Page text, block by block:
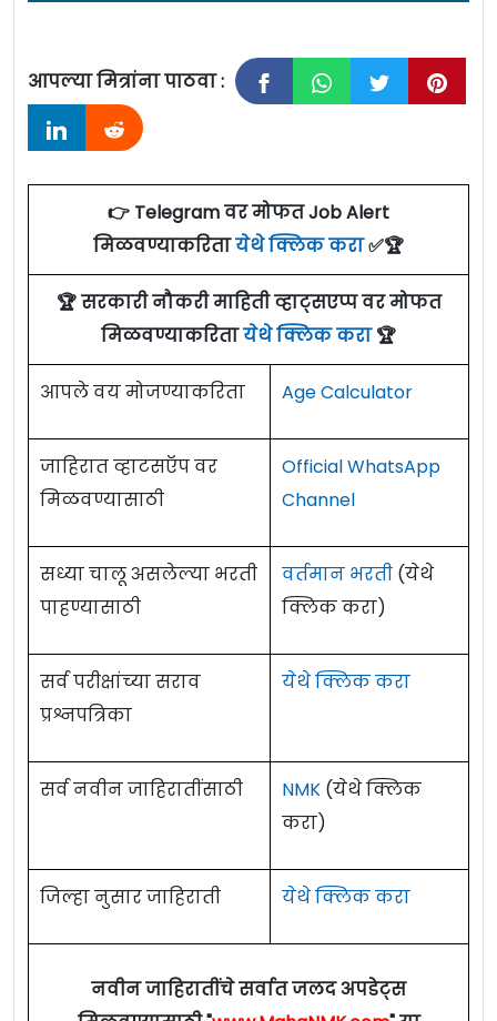
जाहिरात दिनांक: ०५/०१/२३
राष्ट्रीय सहकारी विकास महामंडळ [
Cooperative Development Corporation] मध्ये यंग
प्रोफेशनल -I पदांच्या ५१ जागांसाठी पात्र उमेदवारांकडून
अर्ज मागवण्यात येत असून ऑनलाईन ई-मेलद्वारे अर्ज
करण्याचा अंतिम दिनांक २३ जानेवारी
२०२३ आहे. सविस्तर माहितीसाठी कृपया जाहिरात पाहा.
एकूण: ५१ जागा
पदांचे नाव शैक्षणिक पात्रता
यंग प्रोफेशनल
-I /Young
Professional -
I
०१) मान्यताप्राप्त
संस्थेतून मार्केटिंगमध्ये
०२) ०३ वर्षे
अनुभव
Eligibility Criteria For NCDC
वयाची अट :३२ वर्षापर्यंत.
वेतनमान (Pay Scale) :५०,०००/- रुपये.
E-Mail ID :ro.pune@ncdc.in
आपल्या मित्रांना पाठवा :
👉 Telegram वर मोफत Job Alert
मिळवण्याकरितायेथे क्लिक करा✅🏆
🏆 सरकारी नौकरी माहिती व्हाट्सएप्प वर मोफत
मिळवण्याकरितायेथे क्लिक करा🏆
आपले वय मोजण्याकरिता Age Calculator
जाहिरात व्हाटसऍप वर
मिळवण्यासाठी
Official WhatsApp
Channel
सध्या चालू असलेल्या भरती
पाहण्यासाठी
वर्तमान भरती (येथे
क्लिक करा)
सर्व परीक्षांच्या सराव
प्रश्नपत्रिका
येथे क्लिक करा
सर्व नवीन जाहिरातींसाठी NMK (येथे क्लिक
करा)
जिल्हा नुसार जाहिराती येथे क्लिक करा
नवीन जाहिरातींचे सर्वात जलद अपडेट्स